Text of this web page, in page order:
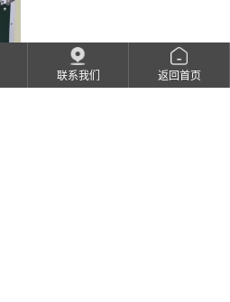
联系我们 返回首页